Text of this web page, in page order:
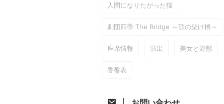
人間になりたがった猫
劇団四季 The Bridge ～歌の架け橋～
座席情報 演出 美女と野獣
香盤表